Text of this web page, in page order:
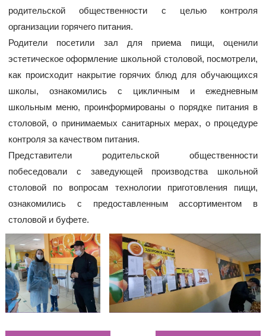
родительской общественности с целью контроля
организации горячего питания.
Родители посетили зал для приема пищи, оценили
эстетическое оформление школьной столовой, посмотрели,
как происходит накрытие горячих блюд для обучающихся
школы, ознакомились с цикличным и ежедневным
школьным меню, проинформированы о порядке питания в
столовой, о принимаемых санитарных мерах, о процедуре
контроля за качеством питания.
Представители родительской общественности
побеседовали с заведующей производства школьной
столовой по вопросам технологии приготовления пищи,
ознакомились с предоставленным ассортиментом в
столовой и буфете.